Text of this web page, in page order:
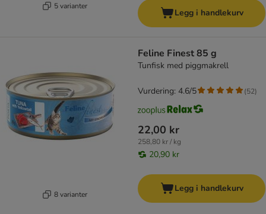
5 varianter
Legg i handlekurv
8 varianter
Feline Finest 85 g
Tunfisk med piggmakrell
22,00 kr
258,80 kr / kg
20,90 kr
Vurdering: 4.6/5 (52)
Legg i handlekurv